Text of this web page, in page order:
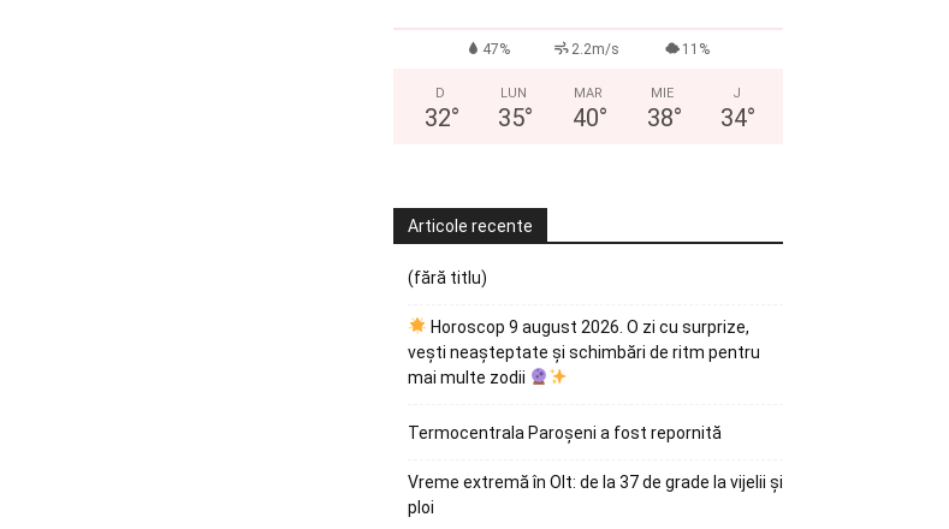
47% 2.2m/s 11%
D
32°
LUN
35°
MAR
40°
MIE
38°
J
34°
Articole recente
(fără titlu)
Horoscop 9 august 2026. O zi cu surprize,
vești neașteptate și schimbări de ritm pentru
mai multe zodii
Termocentrala Paroșeni a fost repornită
Vreme extremă în Olt: de la 37 de grade la vijelii și
ploi